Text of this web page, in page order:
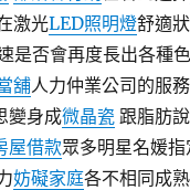
激光LED照明燈舒適
是否會再度長出各種
舖人力仲業公司的服
變身成微晶瓷跟脂肪
屋借款眾多明星名媛
妨礙家庭各不相同成